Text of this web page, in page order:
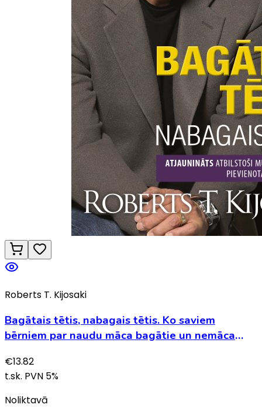
Roberts T. Kijosaki
Bagātais tētis, nabagais tētis. Ko saviem
bērniem par naudu māca bagātie un nemāca
€13.82
t.sk. PVN 5%
Noliktavā